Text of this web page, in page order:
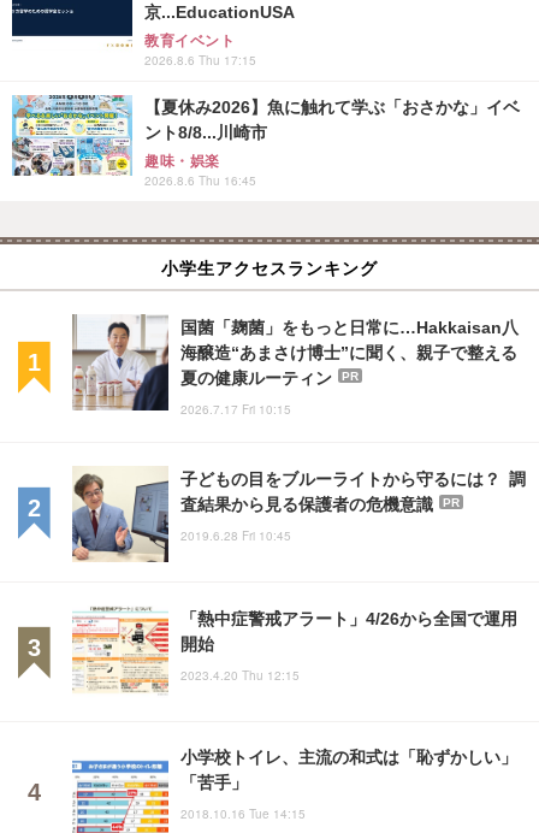
京...EducationUSA
教育イベント
2026.8.6 Thu 17:15
【夏休み2026】魚に触れて学ぶ「おさかな」イベ
ント8/8...川崎市
趣味・娯楽
2026.8.6 Thu 16:45
小学生アクセスランキング
国菌「麹菌」をもっと日常に…Hakkaisan八
海醸造“あまさけ博士”に聞く、親子で整える
夏の健康ルーティン
PR
2026.7.17 Fri 10:15
子どもの目をブルーライトから守るには？ 調
査結果から見る保護者の危機意識
PR
2019.6.28 Fri 10:45
「熱中症警戒アラート」4/26から全国で運用
開始
2023.4.20 Thu 12:15
小学校トイレ、主流の和式は「恥ずかしい」
「苦手」
2018.10.16 Tue 14:15